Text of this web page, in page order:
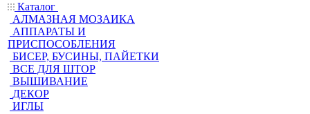
Каталог
АЛМАЗНАЯ МОЗАИКА
АППАРАТЫ И
ПРИСПОСОБЛЕНИЯ
БИСЕР, БУСИНЫ, ПАЙЕТКИ
ВСЕ ДЛЯ ШТОР
ВЫШИВАНИЕ
ДЕКОР
ИГЛЫ